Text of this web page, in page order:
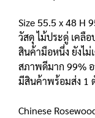
Size 55.5 x 48 H
วัสดุ ไม้ประดู่ เคลื
สินค้ามือหนึ่ง ยังไม่
สภาพดีมาก 99%
มีสินค้าพร้อมส่ง 1
Chinese